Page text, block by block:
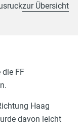
zur Übersicht
FF
Haag
davon leicht